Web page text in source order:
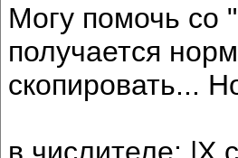
Могу помочь со
получается
скопировать...